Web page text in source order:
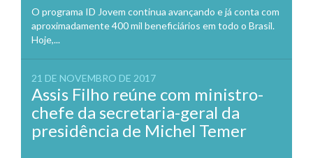
O programa ID Jovem continua avançando e já conta com
aproximadamente 400 mil beneficiários em todo o Brasil.
Hoje,...
21 DE NOVEMBRO DE 2017
Assis Filho reúne com ministro-
chefe da secretaria-geral da
presidência de Michel Temer